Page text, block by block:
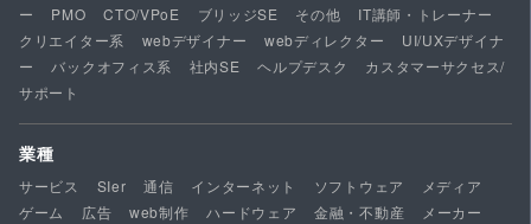
ー
PMO CTO/VPoE ブリッジSE その他
IT講師・トレーナー
クリエイター系
webデザイナー webディレクター
UI/UXデザイナ
ー
バックオフィス系 社内SE ヘルプデスク
カスタマーサクセス/
サポート
業種
サービス SIer 通信 インターネット ソフトウェア
メディア
ゲーム
広告 web制作 ハードウェア 金融・不動産
メーカー